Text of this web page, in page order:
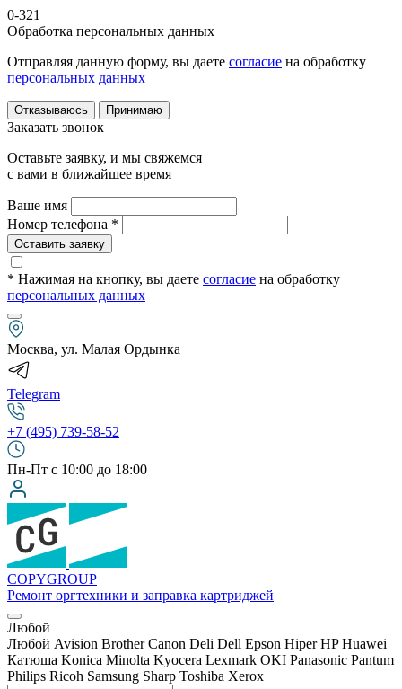
0-321
Обработка персональных данных
Отправляя данную форму, вы даете согласие на обработку
персональных данных
Отказываюсь Принимаю
Заказать звонок
Оставьте заявку, и мы свяжемся
с вами в ближайшее время
Ваше имя
Номер телефона *
Оставить заявку
* Нажимая на кнопку, вы даете согласие на обработку
персональных данных
Москва, ул. Малая Ордынка
Telegram
+7 (495) 739-58-52
Пн-Пт с 10:00 до 18:00
COPYGROUP
Ремонт оргтехники и заправка картриджей
Любой
Любой Avision Brother Canon Deli Dell Epson Hiper HP Huawei
Катюша Konica Minolta Kyocera Lexmark OKI Panasonic Pantum
Philips Ricoh Samsung Sharp Toshiba Xerox